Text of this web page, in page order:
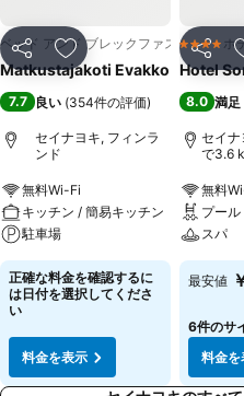
シェア お気に入りに追加
ベッド アンド ブレックファスト
Matkustajakoti Evakko
7.7 良い (354件の評価)
セイナヨキ, フィンラ
ンド
無料Wi-Fi
キッチン / 簡易キッチン
駐車場
正確な料金を確認するに
は日付を選択してくださ
い
料金を表示
シェア
4 ホテルの
ホ
Hotel
8.0 満足
セイナ
で3.6
無料
プール
スパ
最安値
6件のサ
料金を